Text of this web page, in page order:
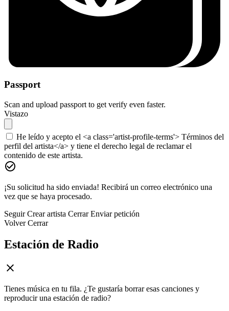
Passport
Scan and upload passport to get verify even faster.
Vistazo
He leído y acepto el <a class='artist-profile-terms'> Términos del
perfil del artista</a> y tiene el derecho legal de reclamar el
contenido de este artista.
¡Su solicitud ha sido enviada! Recibirá un correo electrónico una
vez que se haya procesado.
Seguir Crear artista Cerrar Enviar petición
Volver Cerrar
Estación de Radio
Tienes música en tu fila. ¿Te gustaría borrar esas canciones y
reproducir una estación de radio?